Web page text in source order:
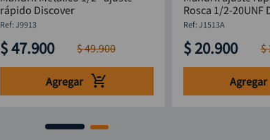
rápido Discover
: J9913
$47.900 $49.900
Agregar
Rosca 1/2-20UNF
:J1513A
$ 20.900 $
Agregar